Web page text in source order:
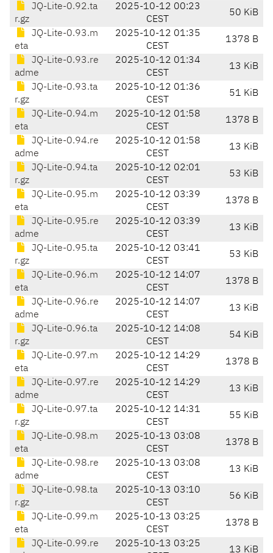
JQ-Lite-0.92.ta
r.gz
2025-10-12 00:23
CEST
50 KiB
JQ-Lite-0.93.m
eta
2025-10-12 01:35
CEST
1378 B
JQ-Lite-0.93.re
adme
2025-10-12 01:34
CEST
13 KiB
JQ-Lite-0.93.ta
r.gz
2025-10-12 01:36
CEST
51 KiB
JQ-Lite-0.94.m
eta
2025-10-12 01:58
CEST
1378 B
JQ-Lite-0.94.re
adme
2025-10-12 01:58
CEST
13 KiB
JQ-Lite-0.94.ta
r.gz
2025-10-12 02:01
CEST
53 KiB
JQ-Lite-0.95.m
eta
2025-10-12 03:39
CEST
1378 B
JQ-Lite-0.95.re
adme
2025-10-12 03:39
CEST
13 KiB
JQ-Lite-0.95.ta
r.gz
2025-10-12 03:41
CEST
53 KiB
JQ-Lite-0.96.m
eta
2025-10-12 14:07
CEST
1378 B
JQ-Lite-0.96.re
adme
2025-10-12 14:07
CEST
13 KiB
JQ-Lite-0.96.ta
r.gz
2025-10-12 14:08
CEST
54 KiB
JQ-Lite-0.97.m
eta
2025-10-12 14:29
CEST
1378 B
JQ-Lite-0.97.re
adme
2025-10-12 14:29
CEST
13 KiB
JQ-Lite-0.97.ta
r.gz
2025-10-12 14:31
CEST
55 KiB
JQ-Lite-0.98.m
eta
2025-10-13 03:08
CEST
1378 B
JQ-Lite-0.98.re
adme
2025-10-13 03:08
CEST
13 KiB
JQ-Lite-0.98.ta
r.gz
2025-10-13 03:10
CEST
56 KiB
JQ-Lite-0.99.m
eta
2025-10-13 03:25
CEST
1378 B
JQ-Lite-0.99.re
2025-10-13 03:25
13 KiB